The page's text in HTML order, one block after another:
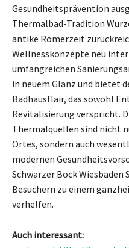
Gesundheitsprävention
Thermalbad-Tradition
antike Römerzeit
Wellnesskonzepte neu
umfangreichen
in neuem Glanz und bietet
Badhausflair, das sowohl
Revitalisierung verspricht.
Thermalquellen sind nicht
Ortes, sondern auch
modernen
Schwarzer Bock Wiesbaden
Besuchern zu einem
verhelfen.
Auch interessant: